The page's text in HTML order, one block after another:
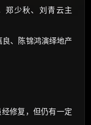
少秋、刘青云主
、陈锦鸿演绎地产
修复，但仍有一定